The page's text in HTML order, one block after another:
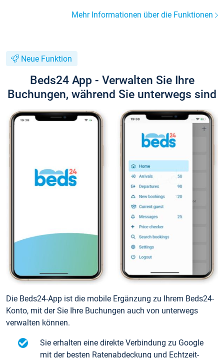
Mehr Informationen über die Funktionen
Neue Funktion
Beds24 App - Verwalten Sie Ihre
Buchungen, während Sie unterwegs sind
Die Beds24-App ist die mobile Ergänzung zu Ihrem Beds24-
Konto, mit der Sie Ihre Buchungen auch von unterwegs
verwalten können.
Sie erhalten eine direkte Verbindung zu Google
mit der besten Ratenabdeckung und Echtzeit-